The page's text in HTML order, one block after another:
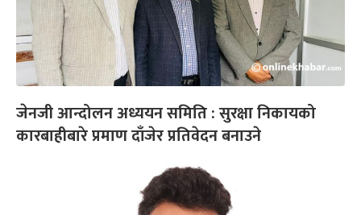
जेनजी आन्दोलन अध्ययन समिति : सुरक्षा निकायको
कारबाहीबारे प्रमाण दाँजेर प्रतिवेदन बनाउने